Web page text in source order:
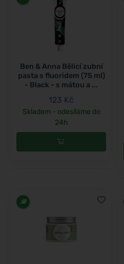
Ben & Anna Bělicí zubní
pasta s fluoridem (75 ml)
- Black - s mátou a ...
123 Kč
Skladem - odesíláme do
24h